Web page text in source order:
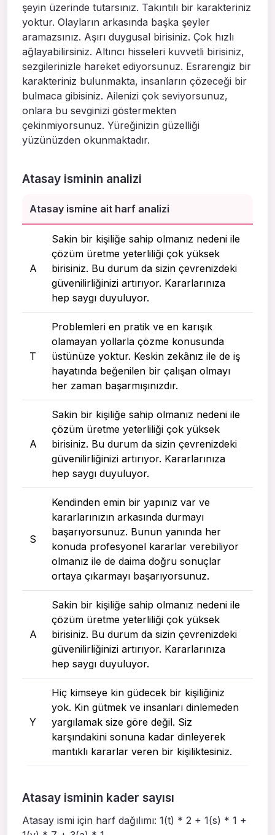
şeyin üzerinde tutarsınız. Takıntılı bir karakteriniz
yoktur. Olayların arkasında başka şeyler
aramazsınız. Aşırı duygusal birisiniz. Çok hızlı
ağlayabilirsiniz. Altıncı hisseleri kuvvetli birisiniz,
sezgilerinizle hareket ediyorsunuz. Esrarengiz bir
karakteriniz bulunmakta, insanların çözeceği bir
bulmaca gibisiniz. Ailenizi çok seviyorsunuz,
onlara bu sevginizi göstermekten
çekinmiyorsunuz. Yüreğinizin güzelliği
yüzünüzden okunmaktadır.
Atasay isminin analizi
Atasay ismine ait harf analizi
A
Sakin bir kişiliğe sahip olmanız nedeni ile
çözüm üretme yeterliliği çok yüksek
birisiniz. Bu durum da sizin çevrenizdeki
güvenilirliğinizi artırıyor. Kararlarınıza
hep saygı duyuluyor.
T
Problemleri en pratik ve en karışık
olamayan yollarla çözme konusunda
üstünüze yoktur. Keskin zekânız ile de iş
hayatında beğenilen bir çalışan olmayı
her zaman başarmışınızdır.
A
Sakin bir kişiliğe sahip olmanız nedeni ile
çözüm üretme yeterliliği çok yüksek
birisiniz. Bu durum da sizin çevrenizdeki
güvenilirliğinizi artırıyor. Kararlarınıza
hep saygı duyuluyor.
S
Kendinden emin bir yapınız var ve
kararlarınızın arkasında durmayı
başarıyorsunuz. Bunun yanında her
konuda profesyonel kararlar verebiliyor
olmanız ile de daima doğru sonuçlar
ortaya çıkarmayı başarıyorsunuz.
A
Sakin bir kişiliğe sahip olmanız nedeni ile
çözüm üretme yeterliliği çok yüksek
birisiniz. Bu durum da sizin çevrenizdeki
güvenilirliğinizi artırıyor. Kararlarınıza
hep saygı duyuluyor.
Y
Hiç kimseye kin güdecek bir kişiliğiniz
yok. Kin gütmek ve insanları dinlemeden
yargılamak size göre değil. Siz
karşındakini sonuna kadar dinleyerek
mantıklı kararlar veren bir kişiliktesiniz.
Atasay isminin kader sayısı
Atasay ismi için harf dağılımı: 1(t) * 2 + 1(s) * 1 +